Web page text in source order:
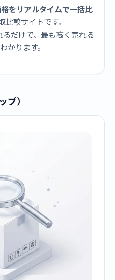
をリアルタイムで一括比
較サイトです。
だけで、最も高く売れる
かります。
プ）